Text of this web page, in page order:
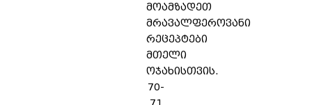
მოამზადეთ
მრავალფეროვანი
რეცეპტები
მთელი
ოჯახისთვის.
70-